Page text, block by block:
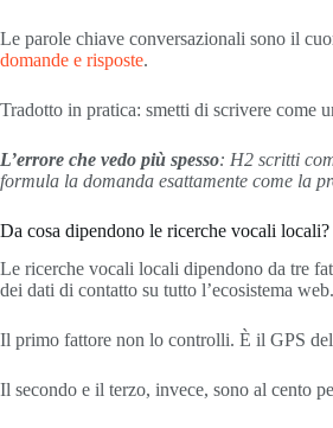
Le parole chiave conversazionali sono il
domande e risposte.
Tradotto in pratica: smetti di scrivere come
L’errore che vedo più spesso: H2 scritti
formula la domanda esattamente come la
Da cosa dipendono le ricerche vocali locali?
Le ricerche vocali locali dipendono da tre
dei dati di contatto su tutto l’ecosistema web.
Il primo fattore non lo controlli. È il GPS
Il secondo e il terzo, invece, sono al cento